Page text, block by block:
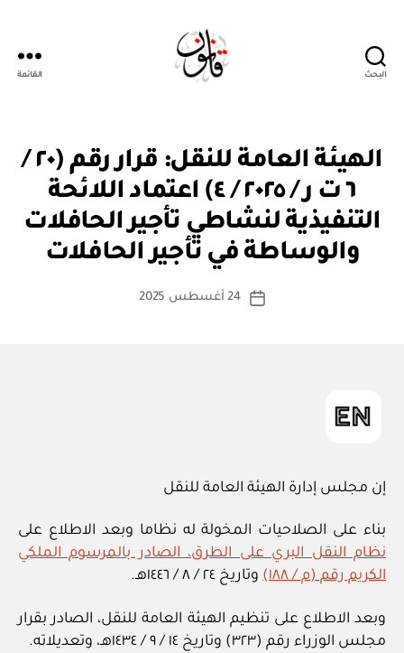
البحث القائمة
التصنيفات
الهيئة العامة للنقل: قرار رقم (٢٠ /
٦ ت ر / ٢٠٢٥ / ٤) اعتماد اللائحة
التنفيذية لنشاطي تأجير الحافلات
والوساطة في تأجير الحافلات
كاتب
بو
س
ة
تاريخ
24 أغسطس 2025
إن مجلس إدارة الهيئة العامة للنقل
بناء على الصلاحيات المخولة له نظاما وبعد الاطلاع على
نظام النقل البري على الطرق، الصادر بالمرسوم الملكي
الكريم رقم (م / ١٨٨)
وتاريخ ٢٤ / ٨ / ١٤٤٦هـ.
وبعد الاطلاع على تنظيم الهيئة العامة للنقل، الصادر بقرار
مجلس الوزراء رقم (٣٢٣) وتاريخ ١٤ / ٩ / ١٤٣٤هـ، وتعديلاته.